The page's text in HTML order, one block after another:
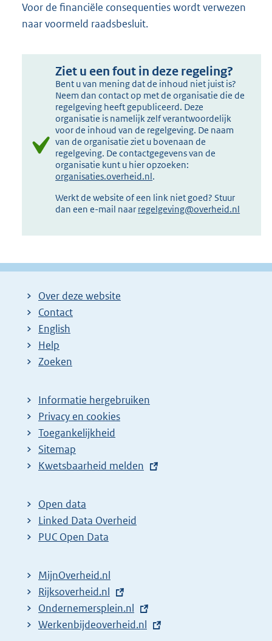
Voor de financiële consequenties wordt verwezen
naar voormeld raadsbesluit.
Ziet u een fout in deze regeling?
Bent u van mening dat de inhoud niet juist is?
Neem dan contact op met de organisatie die de
regelgeving heeft gepubliceerd. Deze
organisatie is namelijk zelf verantwoordelijk
voor de inhoud van de regelgeving. De naam
van de organisatie ziet u bovenaan de
regelgeving. De contactgegevens van de
organisatie kunt u hier opzoeken:
organisaties.overheid.nl.
Werkt de website of een link niet goed? Stuur
dan een e-mail naar regelgeving@overheid.nl
Over deze website
Contact
English
Help
Zoeken
Informatie hergebruiken
Privacy en cookies
Toegankelijkheid
Sitemap
E
t
e
r
l
i
n
k
Kwetsbaarheid melden
Open data
Linked Data Overheid
PUC Open Data
MijnOverheid.nl
E
x
t
Rijksoverheid.nl
E
x
Ondernemersplein.nl
E
Werkenbijdeoverheid.nl